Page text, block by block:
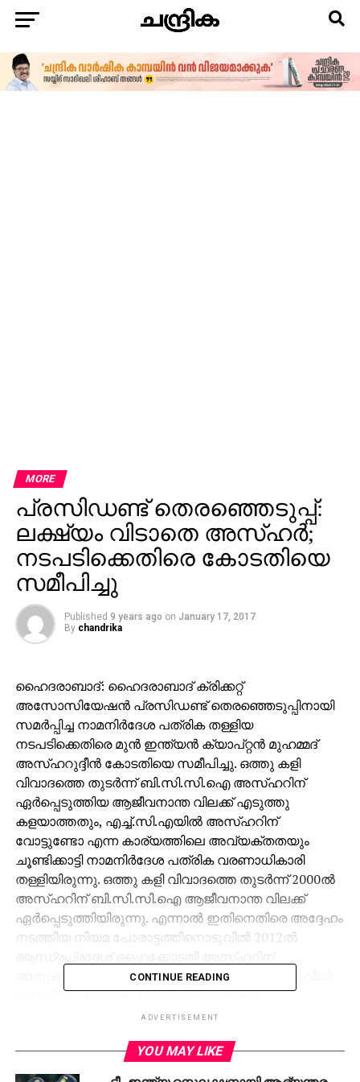
MORE
പ്രസിഡണ്ട് തെരഞ്ഞെടുപ്പ്:
ലക്ഷ്യം വിടാതെ അസ്ഹര്‍;
നടപടിക്കെതിരെ കോടതിയെ
സമീപിച്ചു
Published 9 years ago on January 17, 2017
By chandrika
ഹൈദരാബാദ്: ഹൈദരാബാദ് ക്രിക്കറ്റ്
അസോസിയേഷന്‍ പ്രസിഡണ്ട് തെരഞ്ഞെടുപ്പിനായി
സമര്‍പ്പിച്ച നാമനിര്‍ദേശ പത്രിക തള്ളിയ
നടപടിക്കെതിരെ മുന്‍ ഇന്ത്യന്‍ ക്യാപ്റ്റന്‍ മുഹമ്മദ്
അസ്ഹറുദ്ദീന്‍ കോടതിയെ സമീപിച്ചു. ഒത്തു കളി
വിവാദത്തെ തുടര്‍ന്ന് ബി.സി.സി.ഐ അസ്ഹറിന്
ഏര്‍പ്പെടുത്തിയ ആജീവനാന്ത വിലക്ക് എടുത്തു
കളയാത്തതും, എച്ച്.സി.എയില്‍ അസ്ഹറിന്
വോട്ടുണ്ടോ എന്ന കാര്യത്തിലെ അവ്യക്തതയും
ചൂണ്ടിക്കാട്ടി നാമനിര്‍ദേശ പത്രിക വരണാധികാരി
തള്ളിയിരുന്നു. ഒത്തു കളി വിവാദത്തെ തുടര്‍ന്ന് 2000ല്‍
അസ്ഹറിന് ബി.സി.സി.ഐ ആജീവനാന്ത വിലക്ക്
ഏര്‍പ്പെടുത്തിയിരുന്നു. എന്നാല്‍ ഇതിനെതിരെ അദ്ദേഹം
നടത്തിയ നിയമ പോരാട്ടത്തിനൊടുവില്‍ 2012ല്‍
അനുകൂലമായി വിധി പ്രസ്താവിച്ചിരുന്നു. കോടതി വിധി
വന്നതിനു ശേഷവും ആജീവനാന്ത വിലക്ക്
ഔദ്യോഗികമായി എടുത്തു മാറ്റാന്‍ ബി.സി.സി.ഐ
താരങ്ങള്‍ക്ക് ക്രിക്കറ്റ് ബോര്‍ഡ് നല്‍കുന്ന പെന്‍ഷന്‍
അസ്ഹറിന് ഇതുവരെ നല്‍കിയിട്ടില്ല. നേരത്തെ
CONTINUE READING
ADVERTISEMENT
YOU MAY LIKE